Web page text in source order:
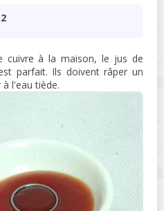
cuivre à la maison, le jus de
parfait. Ils doivent râper un
l'eau tiède.